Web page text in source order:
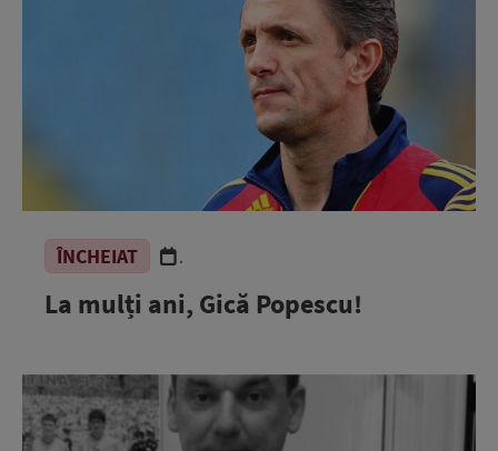
ÎNCHEIAT .
La mulți ani, Gică Popescu!